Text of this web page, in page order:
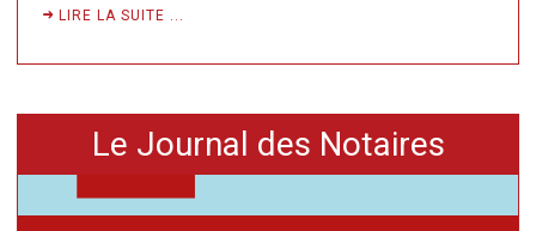
LIRE LA SUITE ...
Le Journal des Notaires